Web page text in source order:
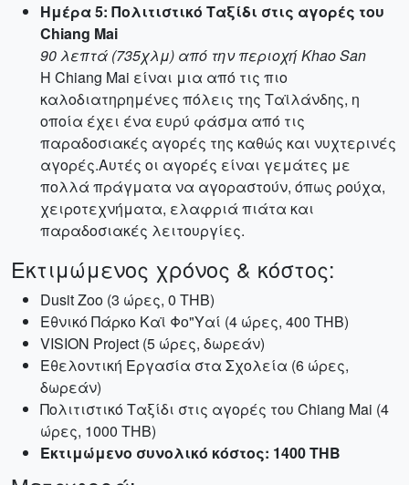
Ημέρα 5: Πολιτιστικό Ταξίδι στις αγορές του
Chiang Mai
90 λεπτά (735χλμ) από την περιοχή Khao San
Η Chiang Mai είναι μια από τις πιο
καλοδιατηρημένες πόλεις της Ταϊλάνδης, η
οποία έχει ένα ευρύ φάσμα από τις
παραδοσιακές αγορές της καθώς και νυχτερινές
αγορές.Αυτές οι αγορές είναι γεμάτες με
πολλά πράγματα να αγοραστούν, όπως ρούχα,
χειροτεχνήματα, ελαφριά πιάτα και
παραδοσιακές λειτουργίες.
Εκτιμώμενος χρόνος & κόστος:
Dusit Zoo (3 ώρες, 0 THB)
Εθνικό Πάρκο Καϊ Φο"Υαί (4 ώρες, 400 THB)
VISION Project (5 ώρες, δωρεάν)
Εθελοντική Εργασία στα Σχολεία (6 ώρες,
δωρεάν)
Πολιτιστικό Ταξίδι στις αγορές του Chiang Mai (4
ώρες, 1000 THB)
Εκτιμώμενο συνολικό κόστος: 1400 THB